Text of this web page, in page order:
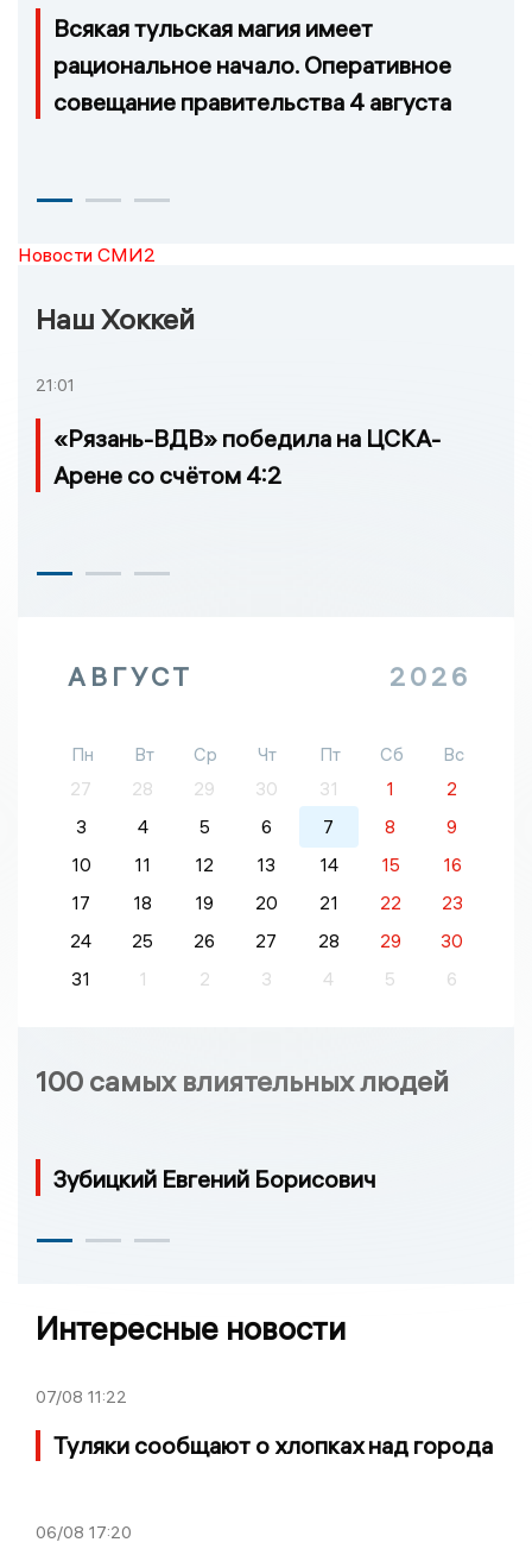
Всякая тульская магия имеет
рациональное начало. Оперативное
совещание правительства 4 августа
Новости СМИ2
Наш Хоккей
21:01
«Рязань-ВДВ» победила на ЦСКА-
Арене со счётом 4:2
АВГУСТ 2026
Пн Вт Ср Чт Пт Сб
Вс
27
28 29 30 31 1
2
3
4 5 6 7 8
9
10
11 12 13 14 15
16
17
18 19 20 21 22
23
24
25 26 27 28 29
30
31
1 2 3 4 5 6
100 самых влиятельных людей
Зубицкий Евгений Борисович
Интересные новости
07/08 11:22
Туляки сообщают о хлопках над города
06/08 17:20